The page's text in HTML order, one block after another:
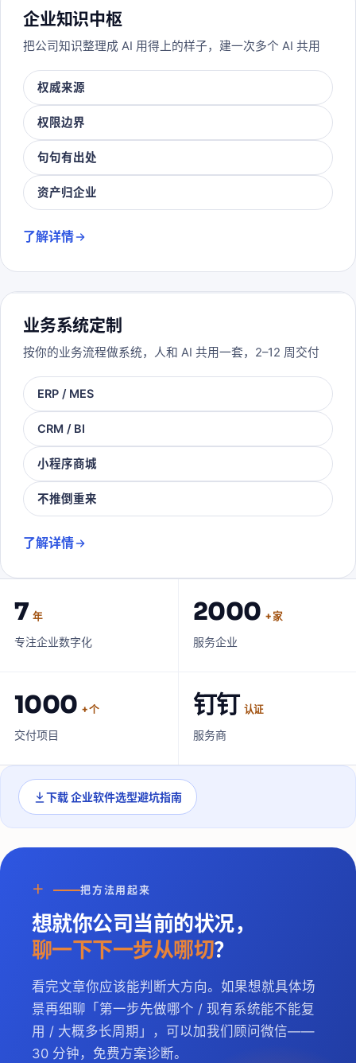
企业知识中枢
把公司知识整理成 AI 用得上的样子，建一次多个 AI 共用
权威来源
权限边界
句句有出处
资产归企业
了解详情
业务系统定制
按你的业务流程做系统，人和 AI 共用一套，2–12 周交付
ERP / MES
CRM / BI
小程序商城
不推倒重来
了解详情
7 年
专注企业数字化
2000 + 家
服务企业
1000 + 个
交付项目
钉钉 认证
服务商
下载企业软件选型避坑指南
＋ 把方法用起来
想就你公司当前的状况，
聊一下下一步从哪切？
看完文章你应该能判断大方向。如果想就具体场
景再细聊「第一步先做哪个 / 现有系统能不能复
用 / 大概多长周期」，可以加我们顾问微信——
30 分钟，免费方案诊断。